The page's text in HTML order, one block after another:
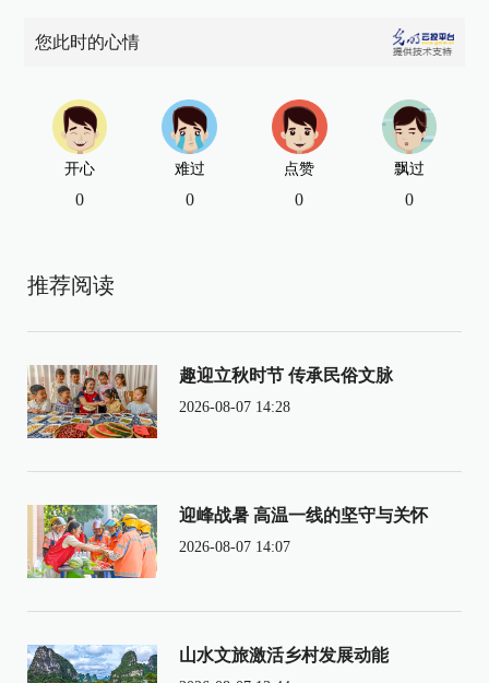
您此时的心情
开心
0
难过
0
点赞
0
飘过
0
推荐阅读
趣迎立秋时节 传承民俗文脉
2026-08-07 14:28
迎峰战暑 高温一线的坚守与关怀
2026-08-07 14:07
山水文旅激活乡村发展动能